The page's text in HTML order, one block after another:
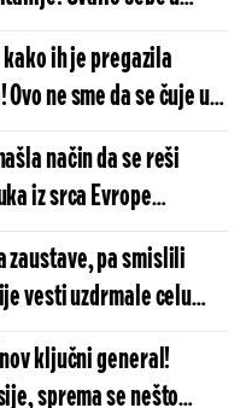
ne zna kako da ga
ih je pregazila
ne sme da se čuje u
od nas, Rusi...
način da se reši
iz srca Evrope
zaustave, pa smislili
vesti uzdrmale celu
usvoje...
ključni general!
sprema se nešto